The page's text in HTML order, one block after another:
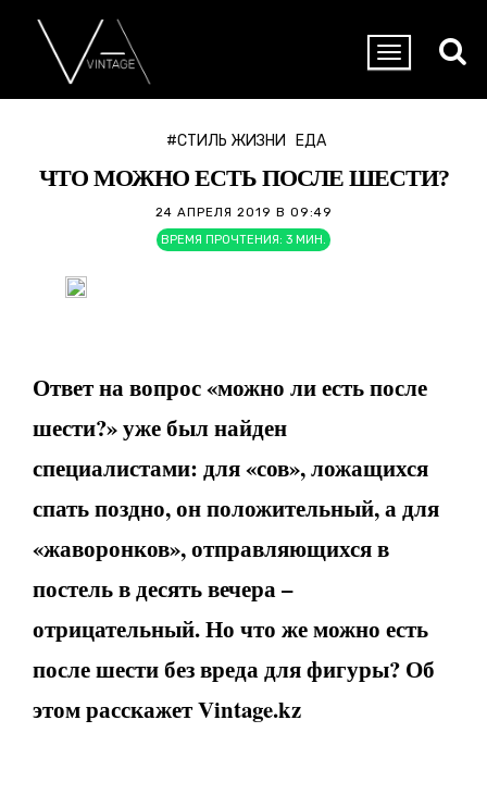
#СТИЛЬ ЖИЗНИ ЕДА
ЧТО МОЖНО ЕСТЬ ПОСЛЕ ШЕСТИ?
24 АПРЕЛЯ 2019 В 09:49
ВРЕМЯ ПРОЧТЕНИЯ: 3 МИН.
Ответ на вопрос «можно ли есть после
шести?» уже был найден
специалистами: для «сов», ложащихся
спать поздно, он положительный, а для
«жаворонков», отправляющихся в
постель в десять вечера –
отрицательный. Но что же можно есть
после шести без вреда для фигуры? Об
этом расскажет Vintage.kz